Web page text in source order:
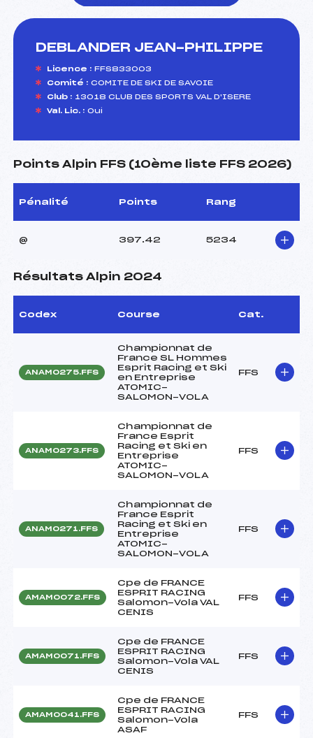
DEBLANDER JEAN-PHILIPPE
Licence : FFS833003
Comité : COMITE DE SKI DE SAVOIE
Club : 13018 CLUB DES SPORTS VAL D'ISERE
Val. Lic. : Oui
Points Alpin FFS (10ème liste FFS 2026)
Pénalité Points Rang
@ 397.42 5234
Résultats Alpin 2024
Codex Course Cat.
ANAM0275.FFS
Championnat de
France SL Hommes
Esprit Racing et Ski
en Entreprise
ATOMIC-
SALOMON-VOLA
FFS
ANAM0273.FFS
Championnat de
France Esprit
Racing et Ski en
Entreprise
ATOMIC-
SALOMON-VOLA
FFS
ANAM0271.FFS
Championnat de
France Esprit
Racing et Ski en
Entreprise
ATOMIC-
SALOMON-VOLA
FFS
AMAM0072.FFS
Cpe de FRANCE
ESPRIT RACING
Salomon-Vola VAL
CENIS
FFS
AMAM0071.FFS
Cpe de FRANCE
ESPRIT RACING
Salomon-Vola VAL
CENIS
FFS
AMAM0041.FFS
Cpe de FRANCE
ESPRIT RACING
Salomon-Vola
ASAF
FFS